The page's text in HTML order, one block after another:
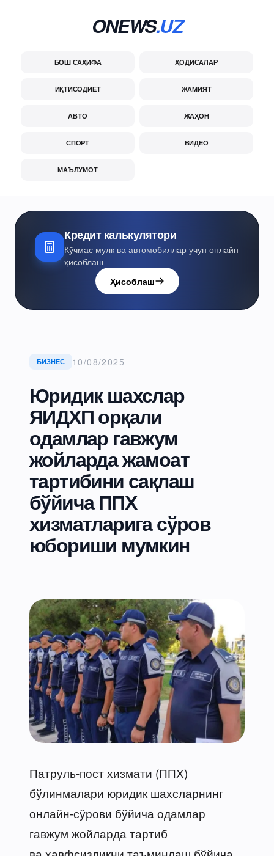
ONEWS.UZ
БОШ САҲИФА ҲОДИСАЛАР
ИҚТИСОДИЁТ ЖАМИЯТ
АВТО ЖАҲОН
СПОРТ ВИДЕО
МАЪЛУМОТ
Кредит калькулятори
Кўчмас мулк ва автомобиллар учун онлайн
ҳисоблаш
Ҳисоблаш
БИЗНЕС 10/08/2025
Юридик шахслар
ЯИДХП орқали
одамлар гавжум
жойларда жамоат
тартибини сақлаш
бўйича ППХ
хизматларига сўров
юбориши мумкин
Патруль-пост хизмати (ППХ)
бўлинмалари юридик шахсларнинг
онлайн-сўрови бўйича одамлар
гавжум жойларда тартиб